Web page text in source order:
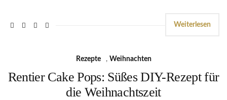
Weiterlesen
Rezepte , Weihnachten
Rentier Cake Pops: Süßes DIY-Rezept für
die Weihnachtszeit